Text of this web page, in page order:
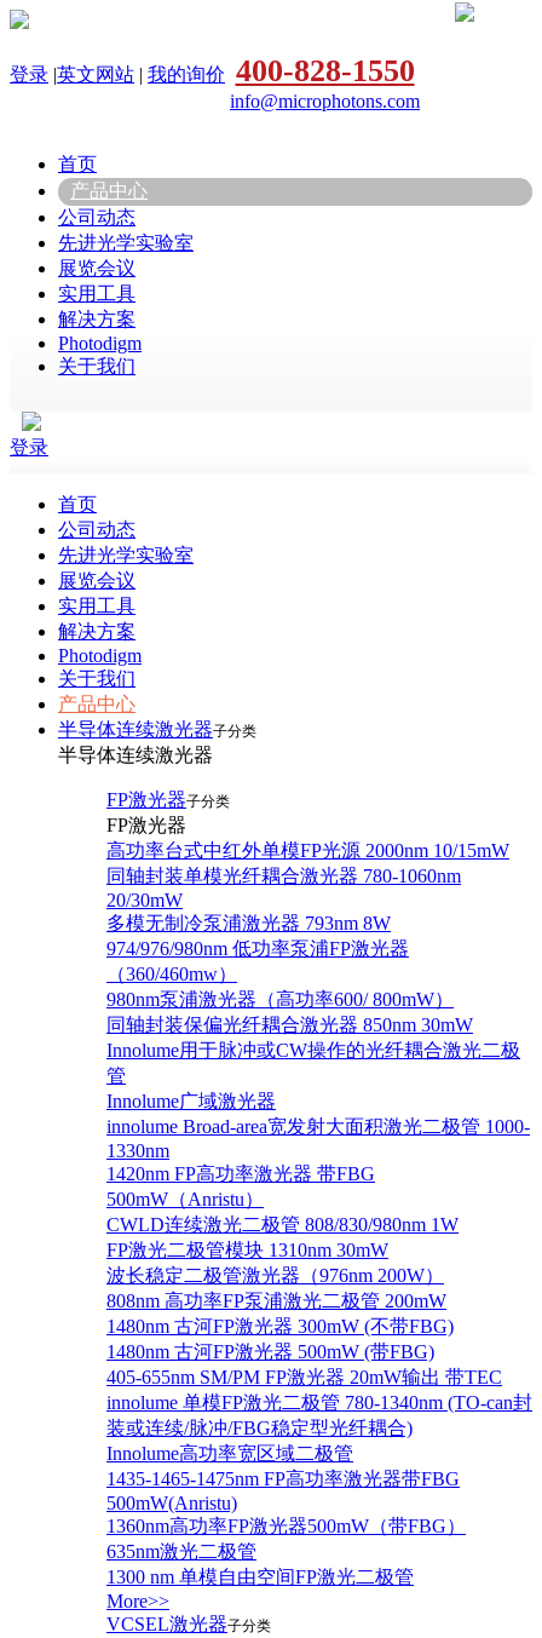
登录 |英文网站 | 我的询价 400-828-1550
info@microphotons.com
首页
产品中心
公司动态
先进光学实验室
展览会议
实用工具
解决方案
Photodigm
关于我们
登录
首页
公司动态
先进光学实验室
展览会议
实用工具
解决方案
Photodigm
关于我们
产品中心
半导体连续激光器子分类
半导体连续激光器
FP激光器子分类
FP激光器
高功率台式中红外单模FP光源 2000nm 10/15mW
同轴封装单模光纤耦合激光器 780-1060nm
20/30mW
多模无制冷泵浦激光器 793nm 8W
974/976/980nm 低功率泵浦FP激光器
（360/460mw）
980nm泵浦激光器（高功率600/ 800mW）
同轴封装保偏光纤耦合激光器 850nm 30mW
Innolume用于脉冲或CW操作的光纤耦合激光二极
管
Innolume广域激光器
innolume Broad-area宽发射大面积激光二极管 1000-
1330nm
1420nm FP高功率激光器 带FBG
500mW（Anristu）
CWLD连续激光二极管 808/830/980nm 1W
FP激光二极管模块 1310nm 30mW
波长稳定二极管激光器（976nm 200W）
808nm 高功率FP泵浦激光二极管 200mW
1480nm 古河FP激光器 300mW (不带FBG)
1480nm 古河FP激光器 500mW (带FBG)
405-655nm SM/PM FP激光器 20mW输出 带TEC
innolume 单模FP激光二极管 780-1340nm (TO-can封
装或连续/脉冲/FBG稳定型光纤耦合)
Innolume高功率宽区域二极管
1435-1465-1475nm FP高功率激光器带FBG
500mW(Anristu)
1360nm高功率FP激光器500mW（带FBG）
635nm激光二极管
1300 nm 单模自由空间FP激光二极管
More>>
VCSEL激光器子分类